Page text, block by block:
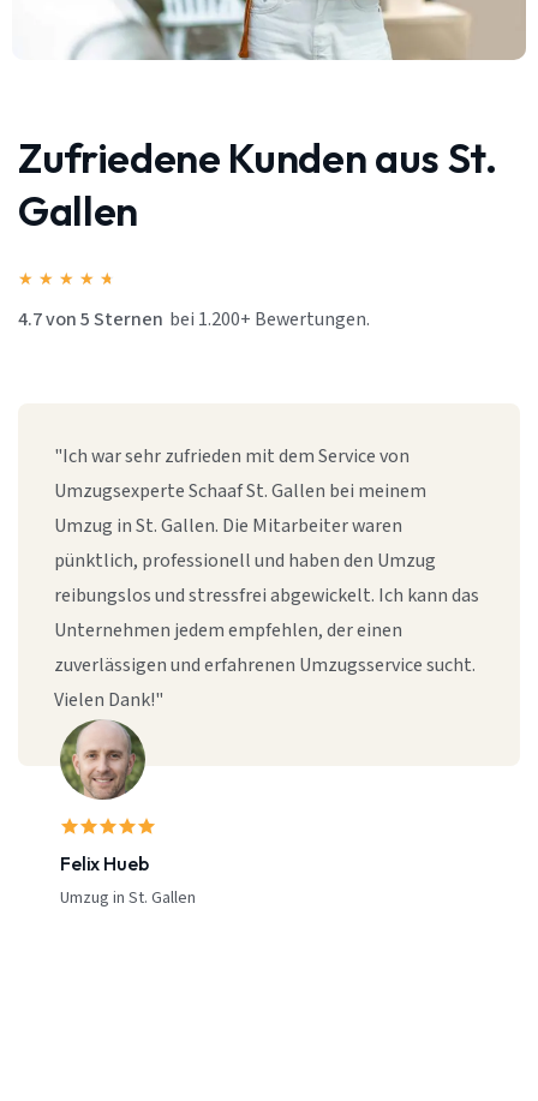
Zufriedene Kunden aus St.
Gallen
★ ★ ★ ★ ★
4.7 von 5 Sternen bei 1.200+ Bewertungen.
Felix Hueb
Umzug in St. Gallen
"Ich war sehr zufrieden mit dem Service von
Umzugsexperte Schaaf St. Gallen bei meinem
Umzug in St. Gallen. Die Mitarbeiter waren
pünktlich, professionell und haben den Umzug
reibungslos und stressfrei abgewickelt. Ich kann das
Unternehmen jedem empfehlen, der einen
zuverlässigen und erfahrenen Umzugsservice sucht.
Vielen Dank!"